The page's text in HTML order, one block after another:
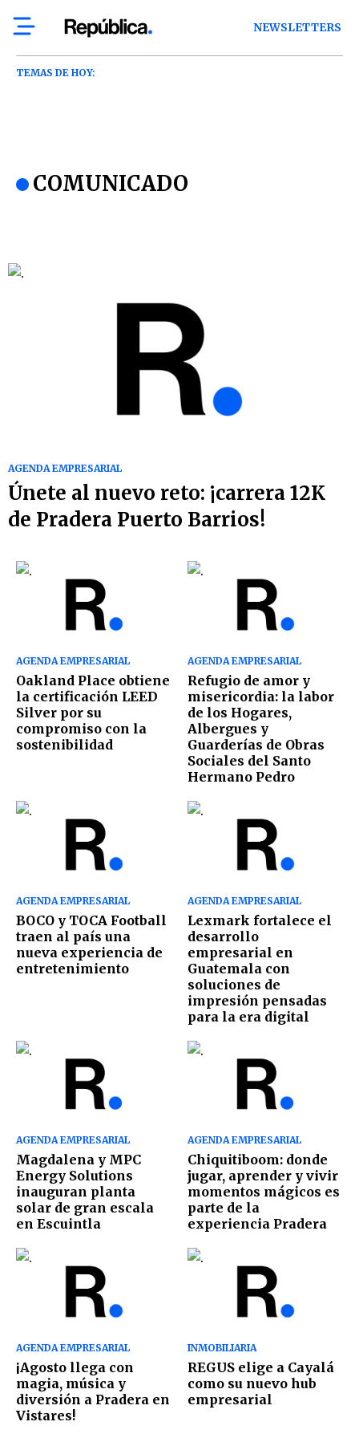
NEWSLETTERS
TEMAS DE HOY:
COMUNICADO
AGENDA EMPRESARIAL
Únete al nuevo reto: ¡carrera 12K
de Pradera Puerto Barrios!
AGENDA EMPRESARIAL
Oakland Place obtiene
la certificación LEED
Silver por su
compromiso con la
sostenibilidad
AGENDA EMPRESARIAL
Refugio de amor y
misericordia: la labor
de los Hogares,
Albergues y
Guarderías de Obras
Sociales del Santo
Hermano Pedro
AGENDA EMPRESARIAL
BOCO y TOCA Football
traen al país una
nueva experiencia de
entretenimiento
AGENDA EMPRESARIAL
Lexmark fortalece el
desarrollo
empresarial en
Guatemala con
soluciones de
impresión pensadas
para la era digital
AGENDA EMPRESARIAL
Magdalena y MPC
Energy Solutions
inauguran planta
solar de gran escala
en Escuintla
AGENDA EMPRESARIAL
Chiquitiboom: donde
jugar, aprender y vivir
momentos mágicos es
parte de la
experiencia Pradera
AGENDA EMPRESARIAL
¡Agosto llega con
magia, música y
diversión a Pradera en
Vistares!
INMOBILIARIA
REGUS elige a Cayalá
como su nuevo hub
empresarial